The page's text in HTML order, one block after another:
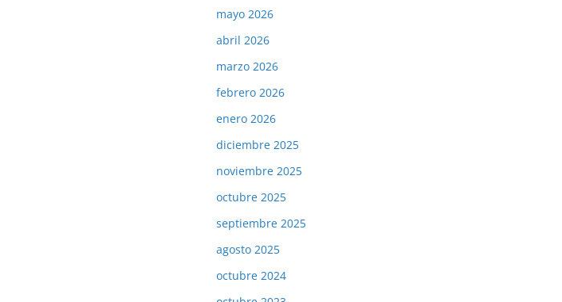
mayo 2026
abril 2026
marzo 2026
febrero 2026
enero 2026
diciembre 2025
noviembre 2025
octubre 2025
septiembre 2025
agosto 2025
octubre 2024